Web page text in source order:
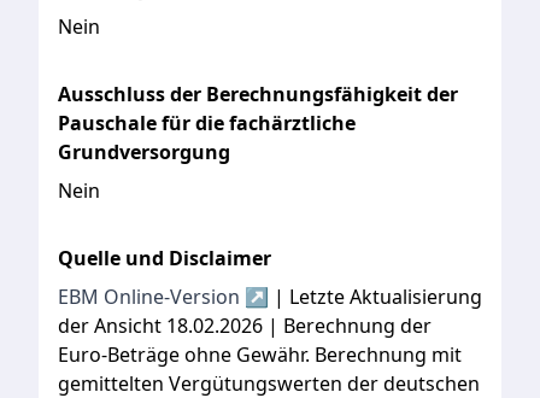
Nein
Ausschluss der Berechnungsfähigkeit der
Pauschale für die fachärztliche
Grundversorgung
Nein
Quelle und Disclaimer
EBM Online-Version ↗ | Letzte Aktualisierung
der Ansicht 18.02.2026 | Berechnung der
Euro-Beträge ohne Gewähr. Berechnung mit
gemittelten Vergütungswerten der deutschen